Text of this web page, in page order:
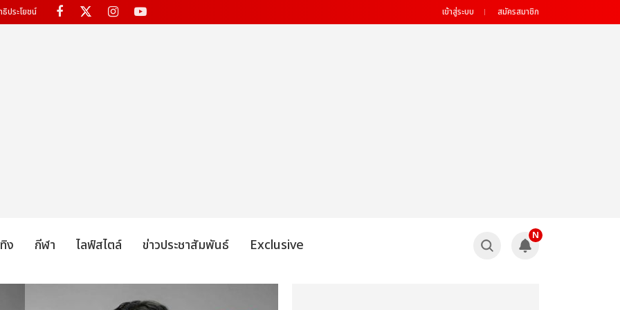
ประโยชน์ เข้าสู่ระบบ สมัครสมาชิก
ง กีฬา ไลฟ์สไตล์ ข่าวประชาสัมพันธ์ Exclusive
N